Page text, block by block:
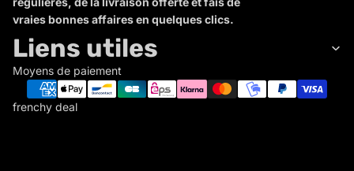
vraies bonnes affaires en quelques clics.
Liens utiles
Moyens de paiement
frenchy deal